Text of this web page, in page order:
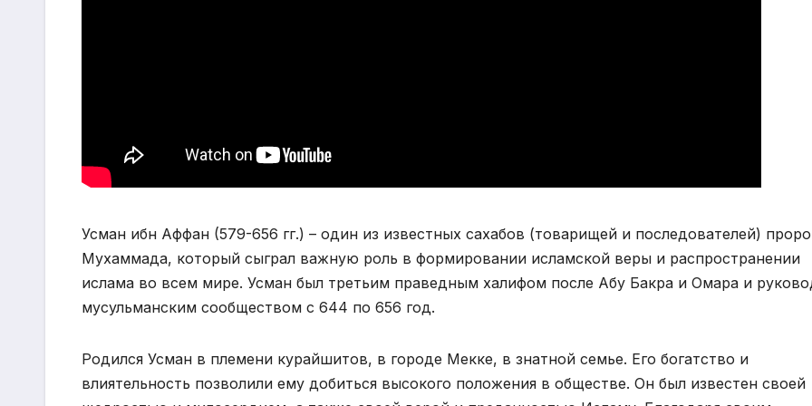
Усман ибн Аффан (579-656 гг.) – один из известных сахабов (товарищей и последователей)
Мухаммада, который сыграл важную роль в формировании исламской веры и распространении
ислама во всем мире. Усман был третьим праведным халифом после Абу Бакра и Омара и
мусульманским сообществом с 644 по 656 год.
Родился Усман в племени курайшитов, в городе Мекке, в знатной семье. Его богатство и
влиятельность позволили ему добиться высокого положения в обществе. Он был известен своей